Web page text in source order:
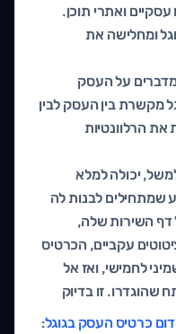
ואתרי תוכן.
ומחלישה את
על העסק
מקשרת בין העסק לבין
את הרלוונטיות
יכולה למלא
שמתחילים לבנות לה
דף השירות שלה,
עקביים, הכרטיס
לחמישי, ואז אל
שהוגדרו. זו בדיוק
כרטיס העסק בגוגל: